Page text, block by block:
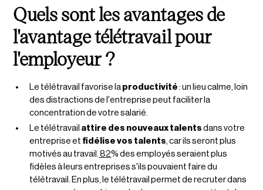
Quels sont les avantages de
l'avantage télétravail pour
l'employeur ?
Le télétravail favorise la productivité : un lieu calme, loin
des distractions de l'entreprise peut faciliter la
concentration de votre salarié.
Le télétravail attire des nouveaux talents dans votre
entreprise et fidélise vos talents , car ils seront plus
motivés au travail. 82% des employés seraient plus
fidèles à leurs entreprises s'ils pouvaient faire du
télétravail. En plus, le télétravail permet de recruter dans